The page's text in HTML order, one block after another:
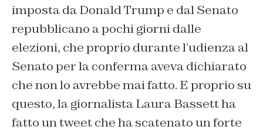
imposta da Donald Trump e dal Senato
repubblicano a pochi giorni dalle
elezioni, che proprio durante l’udienza al
Senato per la conferma aveva dichiarato
che non lo avrebbe mai fatto. E proprio su
questo, la giornalista Laura Bassett ha
fatto un tweet che ha scatenato un forte